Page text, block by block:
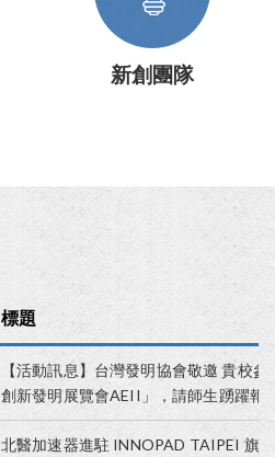
新創團隊
標題
【活動訊息】台灣發明協會敬邀 貴校
創新發明展覽會AEII」，請師生踴躍報
北醫加速器進駐 INNOPAD TAIPEI 旗